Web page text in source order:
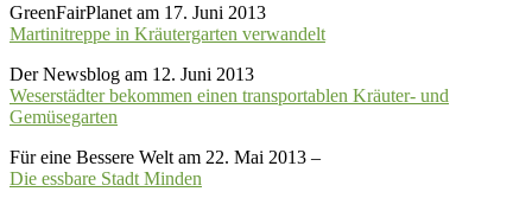
GreenFairPlanet am 17. Juni 2013
Martinitreppe in Kräutergarten verwandelt
Der Newsblog am 12. Juni 2013
Weserstädter bekommen einen transportablen Kräuter- und
Gemüsegarten
Für eine Bessere Welt am 22. Mai 2013 –
Die essbare Stadt Minden